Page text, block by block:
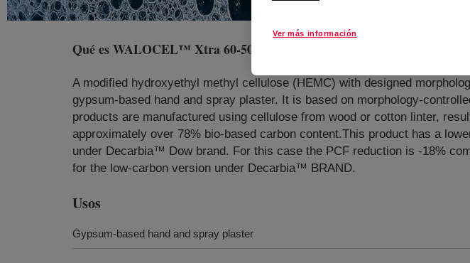
Qué esWALOCEL™ Xtra 60-50 Cellulose Ether
A modified hydroxyethyl methyl cellulose (HEMC) with designed
gypsum-based hand and spray plaster. It is based on morphology-
products are manufactured using cellulose from wood or cotton linter,
approximately over 78% bio-based carbon content.This product has a
under Decarbia™ Dow brand. For this case the PCF reduction is -18%
for the low-carbon version under Decarbia™ BRAND.
Usos
Gypsum-based hand and spray plaster
Ver más información